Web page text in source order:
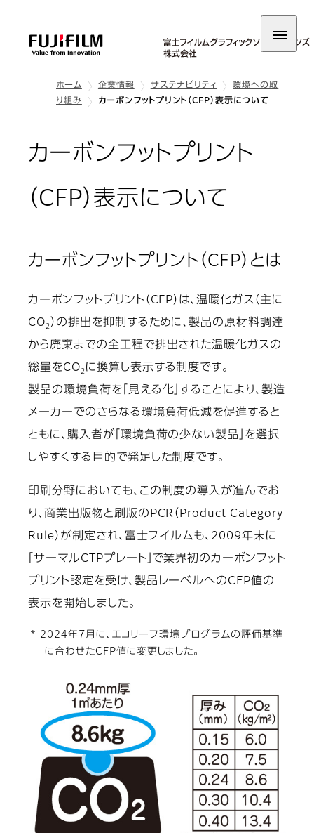
ホーム 企業情報 サステナビリティ
環境への取
り組み
カーボンフットプリント（CFP）表示について
カーボンフットプリント
（CFP）表示について
カーボンフットプリント（CFP）とは
カーボンフットプリント（CFP）は、温暖化ガス（主に
CO2 ）の排出を抑制するために、製品の原材料調達
から廃棄までの全工程で排出された温暖化ガスの
総量をCO2 に換算し表示する制度です。
製品の環境負荷を「見える化」することにより、製造
メーカーでのさらなる環境負荷低減を促進すると
ともに、購入者が「環境負荷の少ない製品」を選択
しやすくする目的で発足した制度です。
印刷分野においても、この制度の導入が進んでお
り、商業出版物と刷版のPCR（Product Category
Rule）が制定され、富士フイルムも、2009年末に
「サーマルCTPプレート」で業界初のカーボンフット
プリント認定を受け、製品レーベルへのCFP値の
表示を開始しました。
* 2024年7月に、エコリーフ環境プログラムの評価基準
に合わせたCFP値に変更しました。